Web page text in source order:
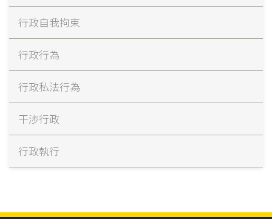
行政自我拘束
行政行為
行政私法行為
干涉行政
行政執行